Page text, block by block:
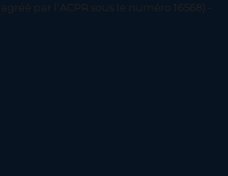
par l’ACPR sous le numéro 16568) -